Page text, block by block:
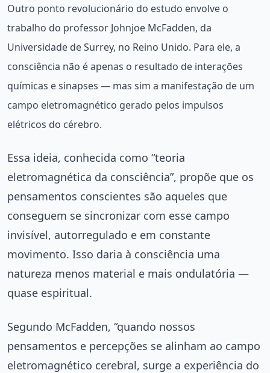
Outro ponto revolucionário do estudo envolve o
trabalho do professor Johnjoe McFadden, da
Universidade de Surrey, no Reino Unido. Para ele, a
consciência não é apenas o resultado de interações
químicas e sinapses — mas sim a manifestação de um
campo eletromagnético gerado pelos impulsos
elétricos do cérebro.
Essa ideia, conhecida como “teoria
eletromagnética da consciência”, propõe que os
pensamentos conscientes são aqueles que
conseguem se sincronizar com esse campo
invisível, autorregulado e em constante
movimento. Isso daria à consciência uma
natureza menos material e mais ondulatória —
quase espiritual.
Segundo McFadden, “quando nossos
pensamentos e percepções se alinham ao campo
eletromagnético cerebral, surge a experiência do